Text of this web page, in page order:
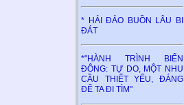
* HẢI ĐẢO BUỒN LÂU BI
ĐÁT
*"HÀNH TRÌNH BIỂN
ĐÔNG: TỰ DO, MỘT NHU
CẦU THIẾT YẾU, ĐÁNG
ĐỂ TA ĐI TÌM"